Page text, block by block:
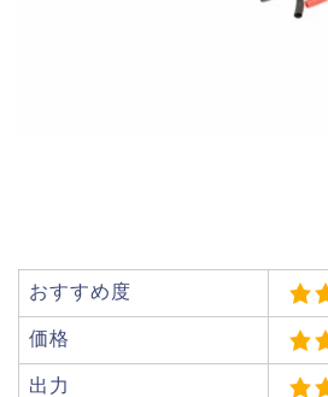
出典
おすすめ度
価格
出力